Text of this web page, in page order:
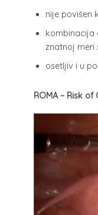
nije povišen
kombinacija
znatnoj meri
osetljiv i u
ROMA – Risk